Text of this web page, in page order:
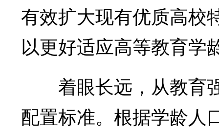
有效扩大现有优质高校
以更好适应高等教育学
着眼长远，从教育
配置标准。根据学龄人